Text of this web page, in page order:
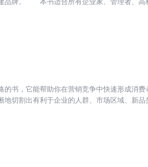
相同，路长全先生凭借对国际经典管理理论
聘教授、清华大学MBA总裁班特聘教授、海
告部策略顾问等。 热销专著：《解决》、《
的书，它能帮助你在营销竞争中快速形成消
地切割出有利于企业的人群、市场区域、新